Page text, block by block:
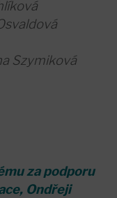
Szymiková
za podporu
Ondřeji